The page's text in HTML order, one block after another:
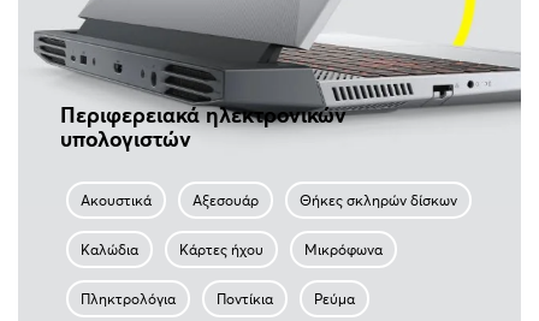
Περιφερειακά ηλεκτρονικών
υπολογιστών
Ακουστικά Αξεσουάρ Θήκες σκληρών δίσκων
Καλώδια Κάρτες ήχου Μικρόφωνα
Πληκτρολόγια Ποντίκια Ρεύμα